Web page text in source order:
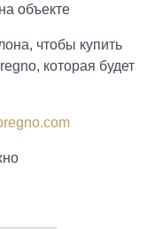
объекте
чтобы купить
которая будет